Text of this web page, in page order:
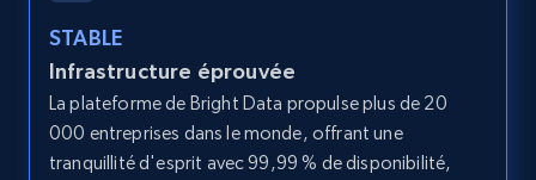
LinkedIn posts
URL, ID, User id, Use url, Title, Headline, Post
text, Date posted, and more.
STABLE
Infrastructure éprouvée
La plateforme de Bright Data propulse plus de 20
000 entreprises dans le monde, offrant une
tranquillité d'esprit avec 99,99 % de disponibilité,